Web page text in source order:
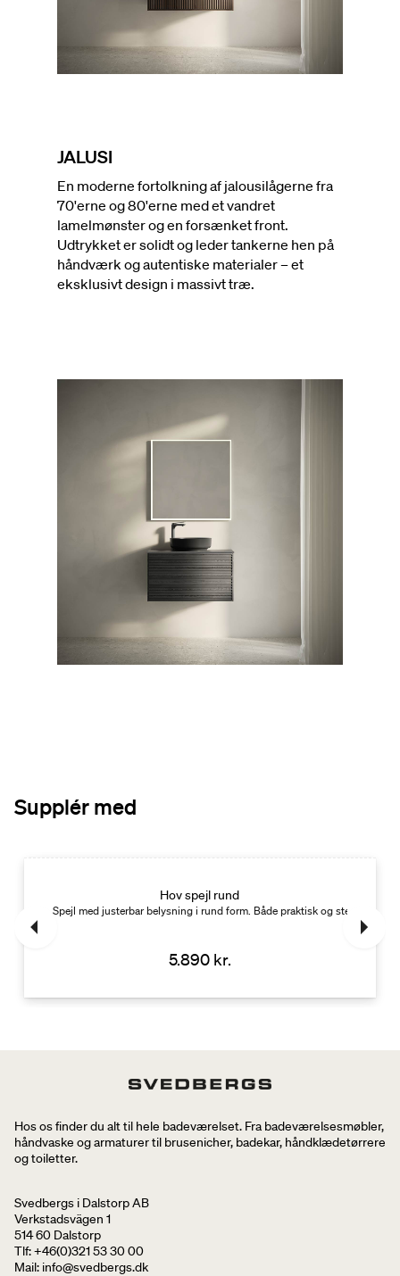
JALUSI
En moderne fortolkning af jalousilågerne fra
70'erne og 80'erne med et vandret
lamelmønster og en forsænket front.
Udtrykket er solidt og leder tankerne hen på
håndværk og autentiske materialer – et
eksklusivt design i massivt træ.
Supplér med
Hov spejl rund
Spejl med justerbar belysning i rund form. Både praktisk og
5.890 kr.
Hos os finder du alt til hele badeværelset. Fra badeværelsesmøbler,
håndvaske og armaturer til brusenicher, badekar, håndklædetørrere
og toiletter.
Svedbergs i Dalstorp AB
Verkstadsvägen 1
514 60 Dalstorp
Tlf: +46(0)321 53 30 00
Mail: info@svedbergs.dk